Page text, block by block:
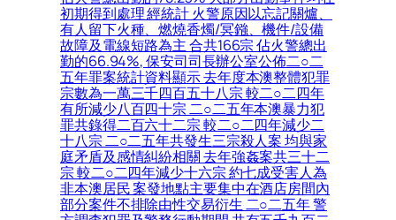
初期得到處理 經統計 火警原因以忘記關爐、
有人留下火種、燃燒香燭/冥鏹、機件/設備
故障及電線短路為主 合共166宗 佔火警總出
勤的66.94%, 保安司司長辦公室公佈二○二
五年罪案統計資料顯示 去年度本澳整體犯罪
宗數為一萬三千四百五十八宗 較二○二四年
有所減少八百四十宗 二○二五年本澳暴力犯
罪共錄得二百六十二宗 較二○二四年減少二
十八宗 二○二五年共發生三宗殺人案 均與家
庭矛盾及感情糾紛相關 去年強姦案共三十二
宗 較二○二四年減少十六宗 約七成受害人為
非本澳居民 案發地點主要集中在酒店房間內
部分案件不排除由性交易衍生 二○二五年 警